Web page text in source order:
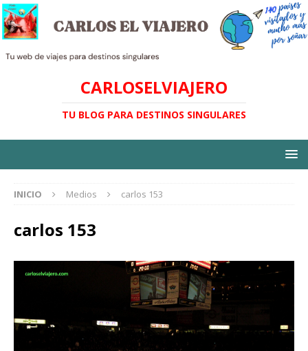
CARLOSELVIAJERO
TU BLOG PARA DESTINOS SINGULARES
INICIO Medios carlos 153
carlos 153